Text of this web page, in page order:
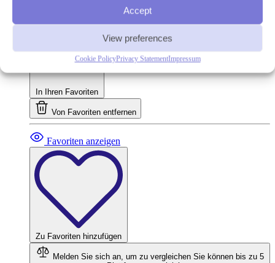
Accept
View preferences
Cookie PolicyPrivacy StatementImpressum
14.83%
In Ihren Favoriten
Von Favoriten entfernen
Favoriten anzeigen
Zu Favoriten hinzufügen
Melden Sie sich an, um zu vergleichen Sie können bis zu 5